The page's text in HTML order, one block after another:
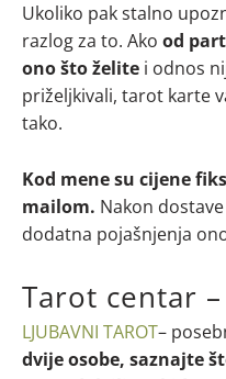
Ukoliko pak stalno
razlog za to. Ako od
ono što želite i odnos
priželjkivali, tarot karte
tako.
Kod mene su cijene
mailom. Nakon
dodatna pojašnjenja
Tarot centar
LJUBAVNI TAROT–
dvije osobe, saznajte